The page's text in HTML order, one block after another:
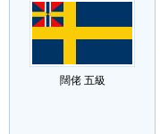
闊佬 五級